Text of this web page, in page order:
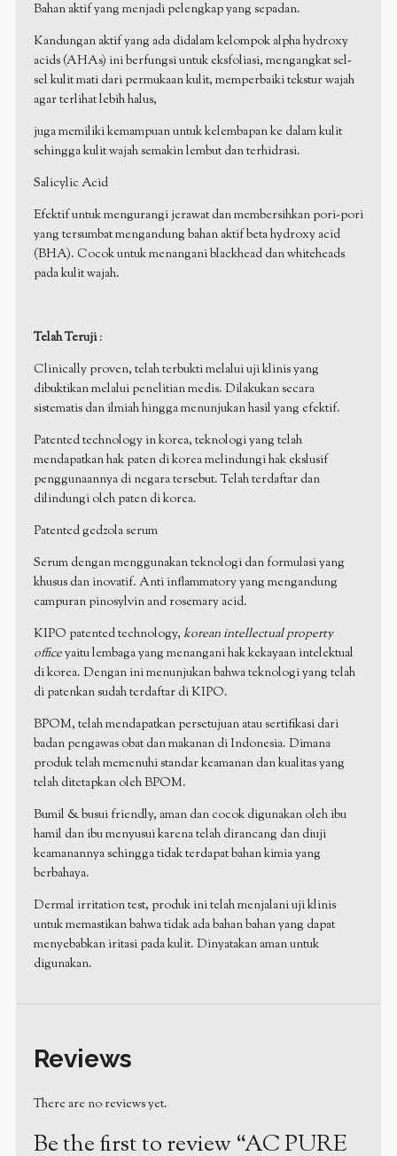
Bahan aktif yang menjadi pelengkap yang sepadan.
Kandungan aktif yang ada didalam kelompok alpha hydroxy
acids (AHAs) ini berfungsi untuk eksfoliasi, mengangkat sel-
sel kulit mati dari permukaan kulit, memperbaiki tekstur wajah
agar terlihat lebih halus,
juga memiliki kemampuan untuk kelembapan ke dalam kulit
sehingga kulit wajah semakin lembut dan terhidrasi.
Salicylic Acid
Efektif untuk mengurangi jerawat dan membersihkan pori-pori
yang tersumbat mengandung bahan aktif beta hydroxy acid
(BHA). Cocok untuk menangani blackhead dan whiteheads
pada kulit wajah.
Telah Teruji:
Clinically proven, telah terbukti melalui uji klinis yang
dibuktikan melalui penelitian medis. Dilakukan secara
sistematis dan ilmiah hingga menunjukan hasil yang efektif.
Patented technology in korea, teknologi yang telah
mendapatkan hak paten di korea melindungi hak ekslusif
penggunaannya di negara tersebut. Telah terdaftar dan
dilindungi oleh paten di korea.
Patented gedzola serum
Serum dengan menggunakan teknologi dan formulasi yang
khusus dan inovatif. Anti inflammatory yang mengandung
campuran pinosylvin and rosemary acid.
KIPO patented technology, korean intellectual property
officeyaitu lembaga yang menangani hak kekayaan intelektual
di korea. Dengan ini menunjukan bahwa teknologi yang telah
di patenkan sudah terdaftar di KIPO.
BPOM, telah mendapatkan persetujuan atau sertifikasi dari
badan pengawas obat dan makanan di Indonesia. Dimana
produk telah memenuhi standar keamanan dan kualitas yang
telah ditetapkan oleh BPOM.
Bumil & busui friendly, aman dan cocok digunakan oleh ibu
hamil dan ibu menyusui karena telah dirancang dan diuji
keamanannya sehingga tidak terdapat bahan kimia yang
berbahaya.
Dermal irritation test, produk ini telah menjalani uji klinis
untuk memastikan bahwa tidak ada bahan bahan yang dapat
menyebabkan iritasi pada kulit. Dinyatakan aman untuk
digunakan.
Reviews
There are no reviews yet.
Be the first to review “AC PURE